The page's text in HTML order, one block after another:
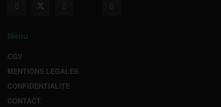
Menu
CGV
MENTIONS LEGALES
CONFIDENTIALITE
CONTACT